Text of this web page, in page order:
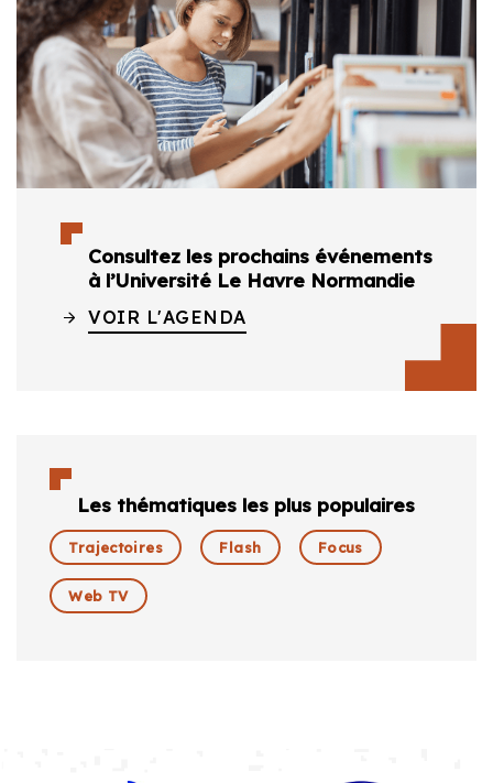
Consultez les prochains événements
à l’Université Le Havre Normandie
VOIR L'AGENDA
Les thématiques les plus populaires
Trajectoires Flash Focus
Web TV